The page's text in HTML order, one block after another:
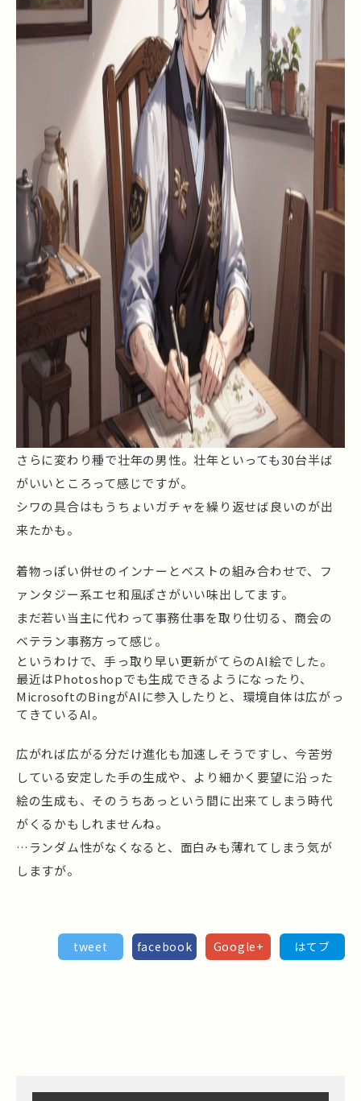
さらに変わり種で壮年の男性。壮年といっても30台半ば
がいいところって感じですが。
シワの具合はもうちょいガチャを繰り返せば良いのが出
来たかも。
着物っぽい併せのインナーとベストの組み合わせで、フ
ァンタジー系エセ和風ぽさがいい味出してます。
まだ若い当主に代わって事務仕事を取り仕切る、商会の
ベテラン事務方って感じ。
というわけで、手っ取り早い更新がてらのAI絵でした。
最近はPhotoshopでも生成できるようになったり、
MicrosoftのBingがAIに参入したりと、環境自体は広がっ
てきているAI。
広がれば広がる分だけ進化も加速しそうですし、今苦労
している安定した手の生成や、より細かく要望に沿った
絵の生成も、そのうちあっという間に出来てしまう時代
がくるかもしれませんね。
…ランダム性がなくなると、面白みも薄れてしまう気が
しますが。
tweet facebook Google+ はてブ